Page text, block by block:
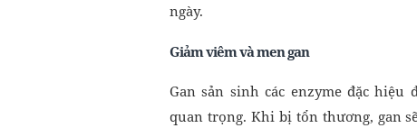
ngày.
Giảm viêm và men gan
Gan sản sinh các enzyme đặc
quan trọng. Khi bị tổn thương, gan